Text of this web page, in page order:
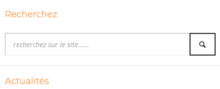
Recherchez
Actualités